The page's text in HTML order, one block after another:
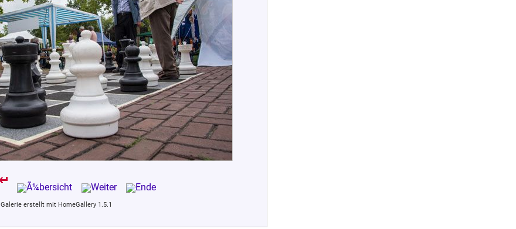
Galerie erstellt mit HomeGallery 1.5.1